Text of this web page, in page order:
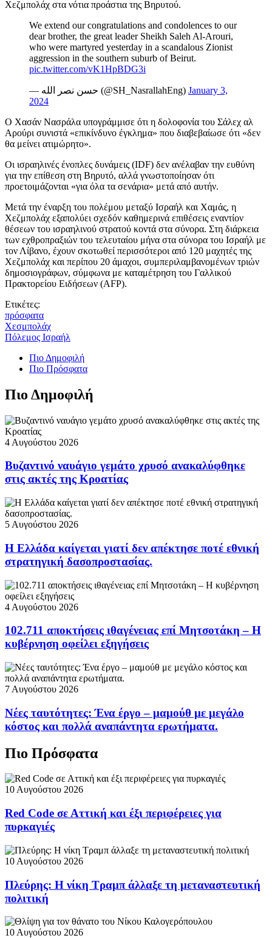
Χεζμπολάχ στα νότια προάστια της Βηρυτού.
We extend our congratulations and condolences to our
dear brother, the great leader Sheikh Saleh Al-Arouri,
who were martyred yesterday in a scandalous Zionist
aggression in the southern suburb of Beirut.
pic.twitter.com/vK1HpBDG3i
— حسن نصر الله (@SH_NasrallahEng) January 3,
2024
Ο Χασάν Νασράλα υπογράμμισε ότι η δολοφονία του Σάλεχ αλ
Αρούρι συνιστά «επικίνδυνο έγκλημα» που διαβεβαίωσε ότι «δεν
θα μείνει ατιμώρητο».
Οι ισραηλινές ένοπλες δυνάμεις (IDF) δεν ανέλαβαν την ευθύνη
για την επίθεση στη Βηρυτό, αλλά γνωστοποίησαν ότι
προετοιμάζονται «για όλα τα σενάρια» μετά από αυτήν.
Μετά την έναρξη του πολέμου μεταξύ Ισραήλ και Χαμάς, η
Χεζμπολάχ εξαπολύει σχεδόν καθημερινά επιθέσεις εναντίον
θέσεων του ισραηλινού στρατού κοντά στα σύνορα. Στη διάρκεια
των εχθροπραξιών του τελευταίου μήνα στα σύνορα του Ισραήλ με
τον Λίβανο, έχουν σκοτωθεί περισσότεροι από 120 μαχητές της
Χεζμπολάχ και περίπου 20 άμαχοι, συμπεριλαμβανομένων τριών
δημοσιογράφων, σύμφωνα με καταμέτρηση του Γαλλικού
Πρακτορείου Ειδήσεων (AFP).
Ετικέτες:
πρόσφατα
Χεσμπολάχ
Πόλεμος Ισραήλ
Πιο Δημοφιλή
Πιο Πρόσφατα
Πιο Δημοφιλή
4 Αυγούστου 2026
Βυζαντινό ναυάγιο γεμάτο χρυσό ανακαλύφθηκε
στις ακτές της Κροατίας
5 Αυγούστου 2026
Η Ελλάδα καίγεται γιατί δεν απέκτησε ποτέ εθνική
στρατηγική δασοπροστασίας.
4 Αυγούστου 2026
102.711 αποκτήσεις ιθαγένειας επί Μητσοτάκη – Η
κυβέρνηση οφείλει εξηγήσεις
7 Αυγούστου 2026
Νέες ταυτότητες: Ένα έργο – μαμούθ με μεγάλο
κόστος και πολλά αναπάντητα ερωτήματα.
Πιο Πρόσφατα
10 Αυγούστου 2026
Red Code σε Αττική και έξι περιφέρειες για
πυρκαγιές
10 Αυγούστου 2026
Πλεύρης: Η νίκη Τραμπ άλλαξε τη μεταναστευτική
πολιτική
10 Αυγούστου 2026